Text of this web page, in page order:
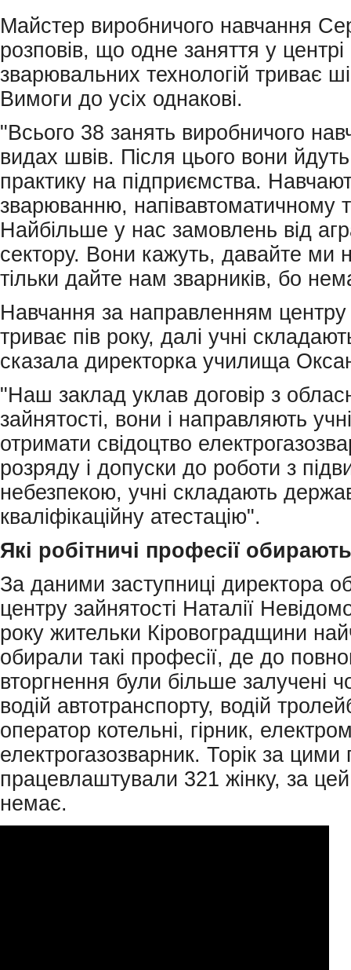
Майстер виробничого навчання
розповів, що одне заняття у центрі
зварювальних технологій триває
Вимоги до усіх однакові.
"Всього 38 занять виробничого
видах швів. Після цього вони
практику на підприємства.
зварюванню, напівавтоматичному
Найбільше у нас замовлень від
сектору. Вони кажуть, давайте ми
тільки дайте нам зварників, бо
Навчання за направленням центру
триває пів року, далі учні
сказала директорка училища
"Наш заклад уклав договір з
зайнятості, вони і направляють
отримати свідоцтво
розряду і допуски до роботи з
небезпекою, учні складають
кваліфікаційну атестацію".
Які робітничі професії
За даними заступниці директора
центру зайнятості Наталії
року жительки Кіровоградщини
обирали такі професії, де до
вторгнення були більше залучені
водій автотранспорту, водій
оператор котельні, гірник,
електрогазозварник. Торік за
працевлаштували 321 жінку, за
немає.